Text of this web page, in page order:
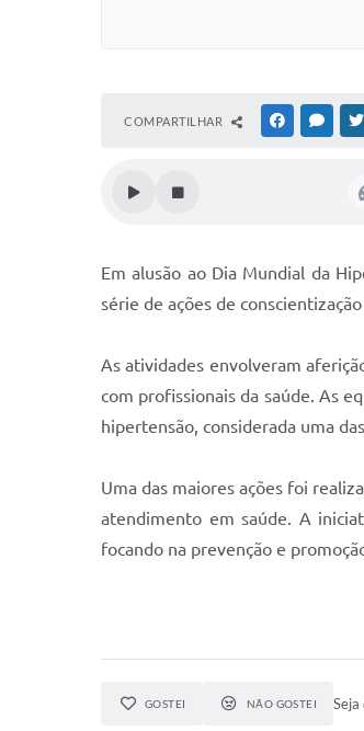
COMPARTILHAR FACEBOOK
Em alusão ao Dia Mundial da
série de ações de
As atividades envolveram
com profissionais da saúde. As
hipertensão, considerada uma
Uma das maiores ações foi
atendimento em saúde. A
focando na prevenção e
GOSTEI NÃO GOSTEI